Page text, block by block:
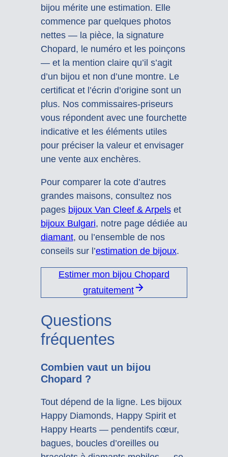
bijou mérite une estimation. Elle
commence par quelques photos
nettes — la pièce, la signature
Chopard, le numéro et les poinçons
— et la mention claire qu’il s’agit
d’un bijou et non d’une montre. Le
certificat et l’écrin d’origine sont un
plus. Nos commissaires-priseurs
vous répondent avec une fourchette
indicative et les éléments utiles
pour préciser la valeur et envisager
une vente aux enchères.
Pour comparer la cote d’autres
grandes maisons, consultez nos
pages bijoux Van Cleef & Arpelset
bijoux Bulgari, notre page dédiée au
diamant, ou l’ensemble de nos
conseils sur l’estimation de bijoux.
Estimer mon bijou Chopard
gratuitement
Questions
fréquentes
Combien vaut un bijou
Chopard ?
Tout dépend de la ligne. Les bijoux
Happy Diamonds, Happy Spirit et
Happy Hearts — pendentifs cœur,
bagues, boucles d’oreilles ou